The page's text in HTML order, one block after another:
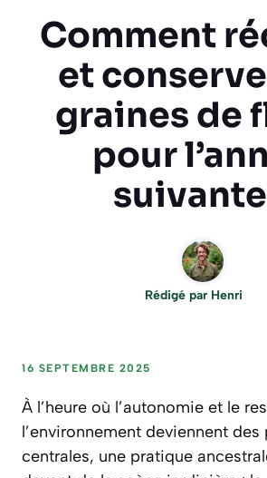
Comment
et
graines de
pour
Rédigé par Henri
16 SEPTEMBRE 2025
À l’heure où l’autonomie et le
l’environnement deviennent
centrales, une pratique